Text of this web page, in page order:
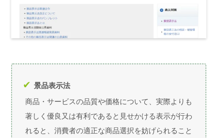
景品表示法
商品・サービスの品質や価格について、実際よりも
著しく優良又は有利であると見せかける表示が行わ
れると、消費者の適正な商品選択を妨げられること